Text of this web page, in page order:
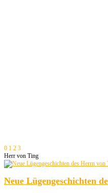
0 1 2 3
Herr von Ting
Neue Lügengeschichten